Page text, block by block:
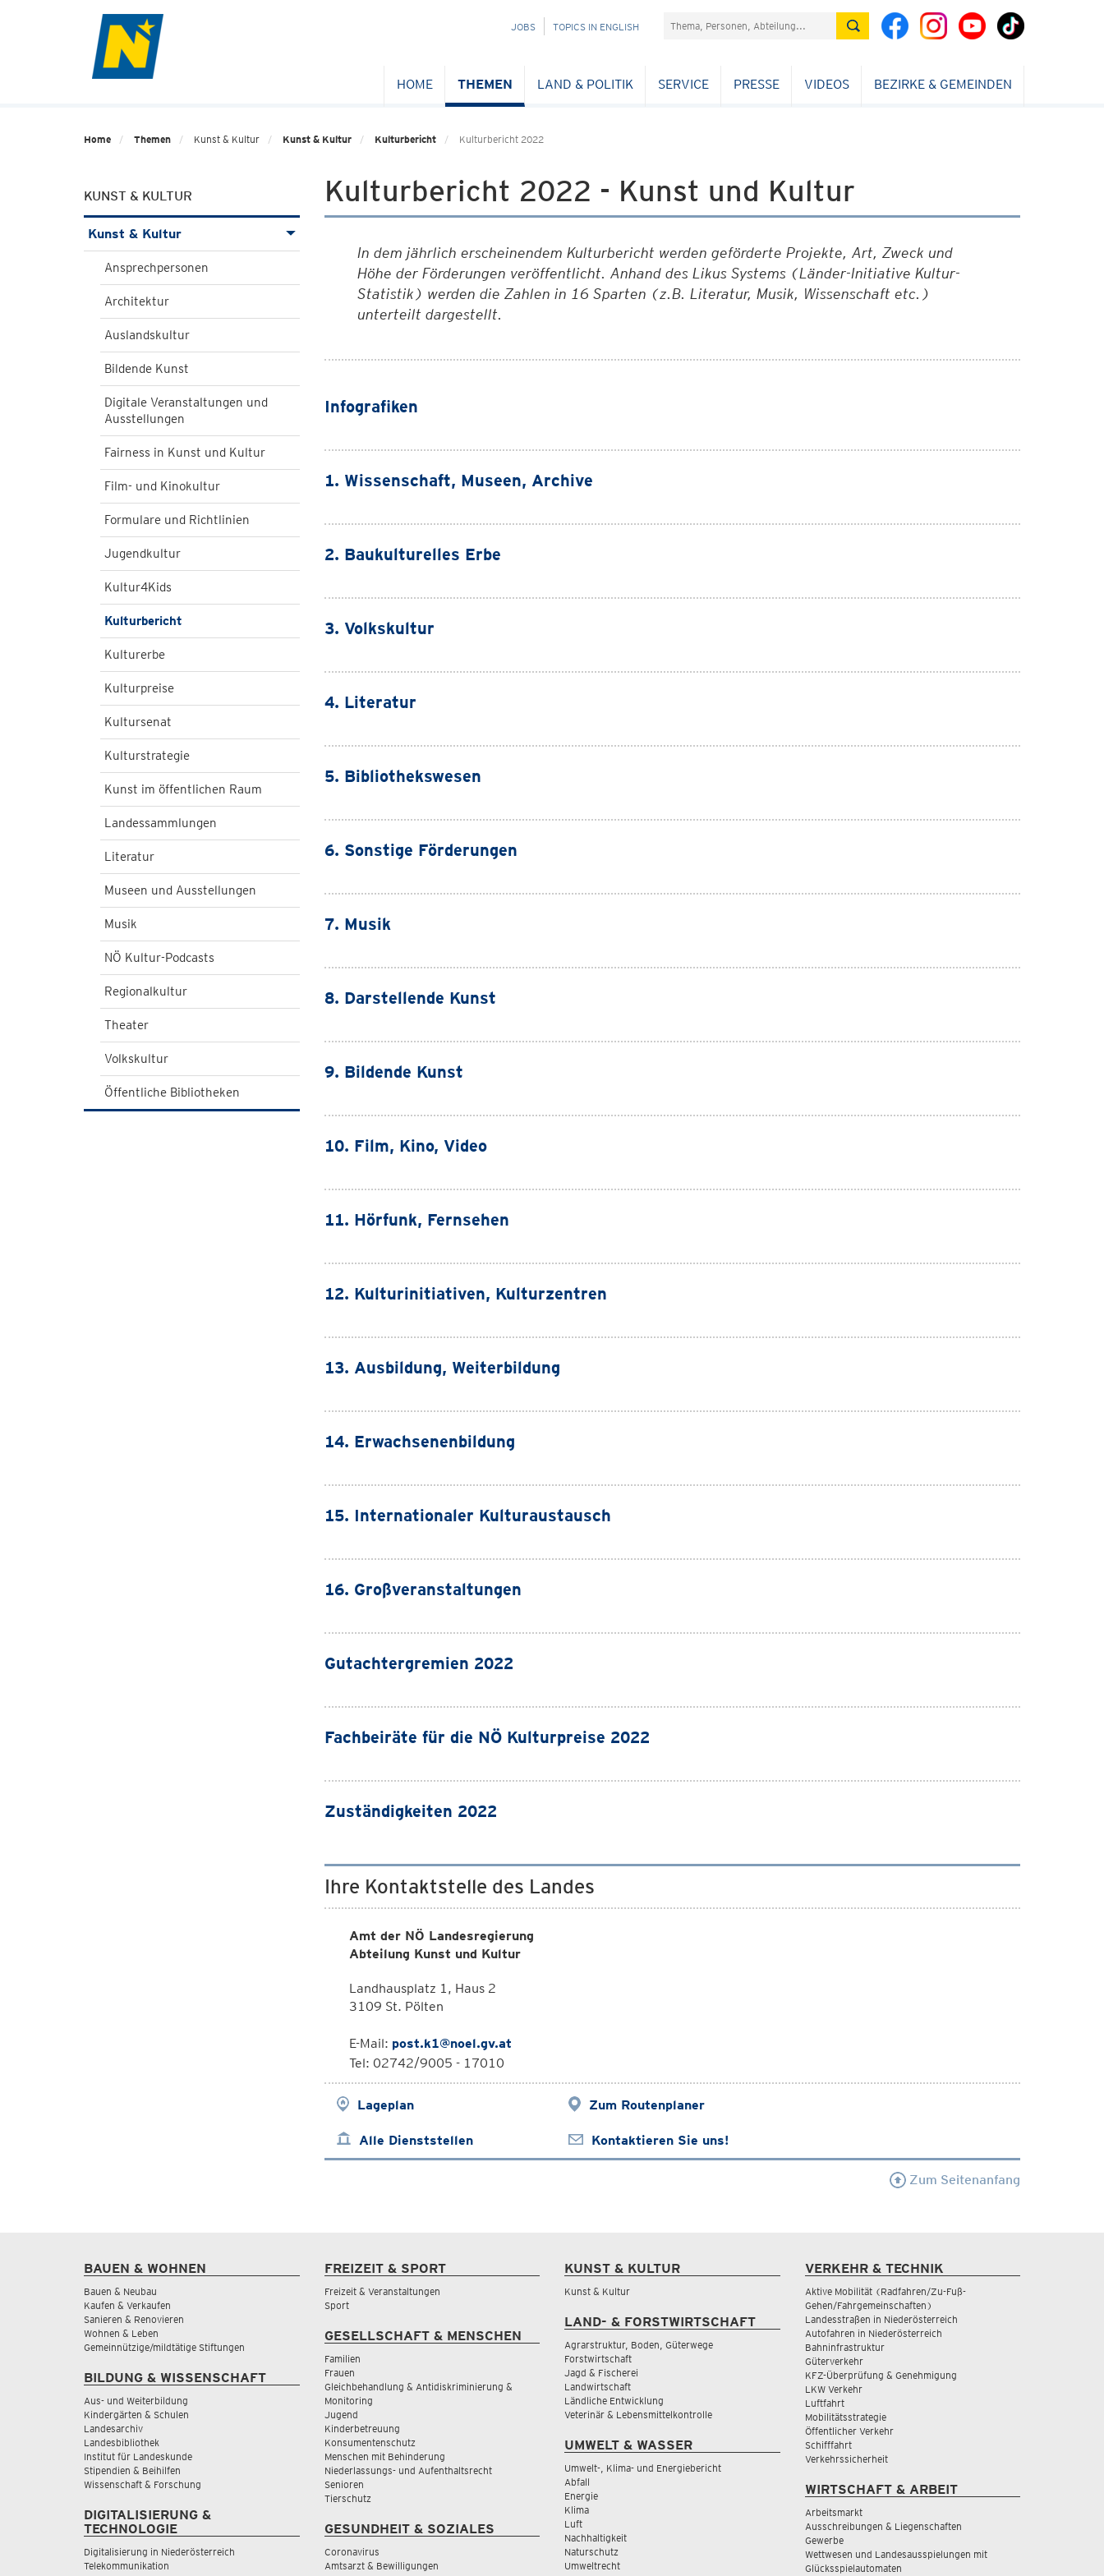
NAVIGATION
JOBS TOPICS IN ENGLISH Suchefeld
HOME THEMEN LAND & POLITIK SERVICE PRESSE VIDEOS BEZIRKE & GEMEINDEN
Home Themen Kunst & Kultur Kunst & Kultur Kulturbericht Kulturbericht 2022
KUNST & KULTUR
Kunst & Kultur
Ansprechpersonen
Architektur
Auslandskultur
Bildende Kunst
Digitale Veranstaltungen und
Ausstellungen
Fairness in Kunst und Kultur
Film- und Kinokultur
Formulare und Richtlinien
Jugendkultur
Kultur4Kids
Kulturbericht
Kulturerbe
Kulturpreise
Kultursenat
Kulturstrategie
Kunst im öffentlichen Raum
Landessammlungen
Literatur
Museen und Ausstellungen
Musik
NÖ Kultur-Podcasts
Regionalkultur
Theater
Volkskultur
Öffentliche Bibliotheken
Kulturbericht 2022 - Kunst und Kultur
In dem jährlich erscheinendem Kulturbericht werden geförderte Projekte, Art, Zweck und
Höhe der Förderungen veröffentlicht. Anhand des Likus Systems (Länder-Initiative Kultur-
Statistik) werden die Zahlen in 16 Sparten (z.B. Literatur, Musik, Wissenschaft etc.)
unterteilt dargestellt.
Infografiken
1. Wissenschaft, Museen, Archive
2. Baukulturelles Erbe
3. Volkskultur
4. Literatur
5. Bibliothekswesen
6. Sonstige Förderungen
7. Musik
8. Darstellende Kunst
9. Bildende Kunst
10. Film, Kino, Video
11. Hörfunk, Fernsehen
12. Kulturinitiativen, Kulturzentren
13. Ausbildung, Weiterbildung
14. Erwachsenenbildung
15. Internationaler Kulturaustausch
16. Großveranstaltungen
Gutachtergremien 2022
Fachbeiräte für die NÖ Kulturpreise 2022
Zuständigkeiten 2022
Ihre Kontaktstelle des Landes
Amt der NÖ Landesregierung
Abteilung Kunst und Kultur
Landhausplatz 1, Haus 2
3109 St. Pölten
E-Mail: post.k1@noel.gv.at
Tel: 02742/9005 - 17010
Lageplan Zum Routenplaner
Alle Dienststellen Kontaktieren Sie uns!
Zum Seitenanfang
BAUEN & WOHNEN
Bauen & Neubau
Kaufen & Verkaufen
Sanieren & Renovieren
Wohnen & Leben
Gemeinnützige/mildtätige Stiftungen
BILDUNG & WISSENSCHAFT
Aus- und Weiterbildung
Kindergärten & Schulen
Landesarchiv
Landesbibliothek
Institut für Landeskunde
Stipendien & Beihilfen
Wissenschaft & Forschung
DIGITALISIERUNG &
TECHNOLOGIE
Digitalisierung in Niederösterreich
Telekommunikation
FREIZEIT & SPORT
Freizeit & Veranstaltungen
Sport
GESELLSCHAFT & MENSCHEN
Familien
Frauen
Gleichbehandlung & Antidiskriminierung &
Monitoring
Jugend
Kinderbetreuung
Konsumentenschutz
Menschen mit Behinderung
Niederlassungs- und Aufenthaltsrecht
Senioren
Tierschutz
GESUNDHEIT & SOZIALES
Coronavirus
Amtsarzt & Bewilligungen
KUNST & KULTUR
Kunst & Kultur
LAND- & FORSTWIRTSCHAFT
Agrarstruktur, Boden, Güterwege
Forstwirtschaft
Jagd & Fischerei
Landwirtschaft
Ländliche Entwicklung
Veterinär & Lebensmittelkontrolle
UMWELT & WASSER
Umwelt-, Klima- und Energiebericht
Abfall
Energie
Klima
Luft
Nachhaltigkeit
Naturschutz
Umweltrecht
VERKEHR & TECHNIK
Aktive Mobilität (Radfahren/Zu-Fuß-
Gehen/Fahrgemeinschaften)
Landesstraßen in Niederösterreich
Autofahren in Niederösterreich
Bahninfrastruktur
Güterverkehr
KFZ-Überprüfung & Genehmigung
LKW Verkehr
Luftfahrt
Mobilitätsstrategie
Öffentlicher Verkehr
Schifffahrt
Verkehrssicherheit
WIRTSCHAFT & ARBEIT
Arbeitsmarkt
Ausschreibungen & Liegenschaften
Gewerbe
Wettwesen und Landesausspielungen mit
Glücksspielautomaten